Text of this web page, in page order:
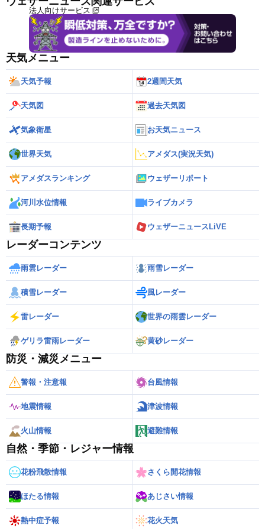
法人向けサービス
天気メニュー
天気予報 2週間天気
天気図 過去天気図
気象衛星 お天気ニュース
世界天気 アメダス(実況天気)
アメダスランキング ウェザーリポート
河川水位情報 ライブカメラ
長期予報 ウェザーニュースLiVE
レーダーコンテンツ
雨雲レーダー 雨雪レーダー
積雪レーダー 風レーダー
雷レーダー 世界の雨雲レーダー
ゲリラ雷雨レーダー 黄砂レーダー
防災・減災メニュー
警報・注意報 台風情報
地震情報 津波情報
火山情報 避難情報
自然・季節・レジャー情報
花粉飛散情報 さくら開花情報
ほたる情報 あじさい情報
熱中症予報 花火天気